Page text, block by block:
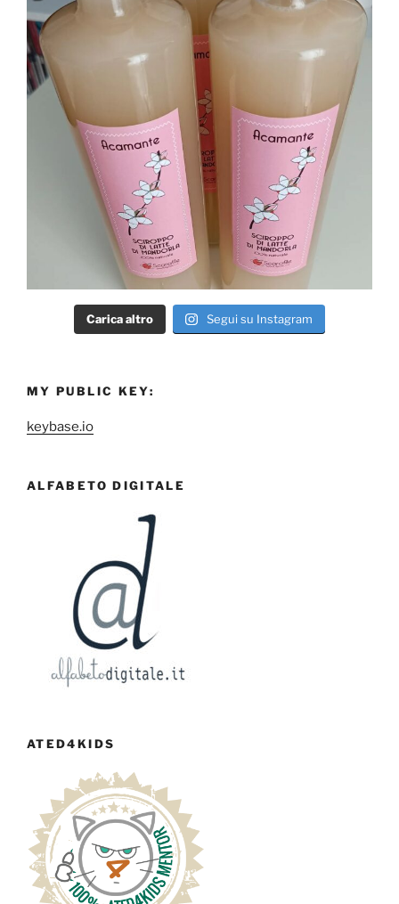
Carica altro Segui su Instagram
MY PUBLIC KEY:
keybase.io
ALFABETO DIGITALE
ATED4KIDS